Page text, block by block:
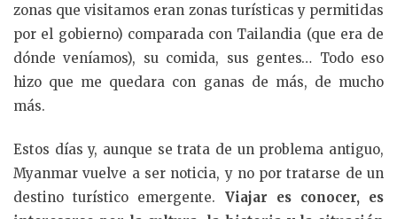
zonas que visitamos eran zonas turísticas y permitidas
por el gobierno) comparada con Tailandia (que era de
dónde veníamos), su comida, sus gentes… Todo eso
hizo que me quedara con ganas de más, de mucho
más.
Estos días y, aunque se trata de un problema antiguo,
Myanmar vuelve a ser noticia, y no por tratarse de un
destino turístico emergente. Viajar es conocer, es